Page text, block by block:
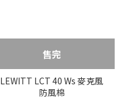
售完
LEWITT LCT 40 Ws 麥克風
防風棉